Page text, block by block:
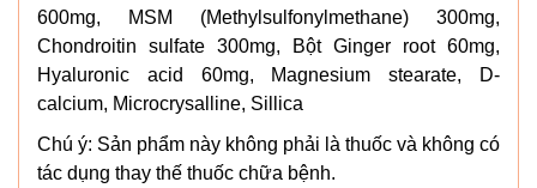
600mg, MSM (Methylsulfonylmethane) 300mg,
Chondroitin sulfate 300mg, Bột Ginger root 60mg,
Hyaluronic acid 60mg, Magnesium stearate, D-
calcium, Microcrysalline, Sillica
Chú ý: Sản phẩm này không phải là thuốc và không có
tác dụng thay thế thuốc chữa bệnh.